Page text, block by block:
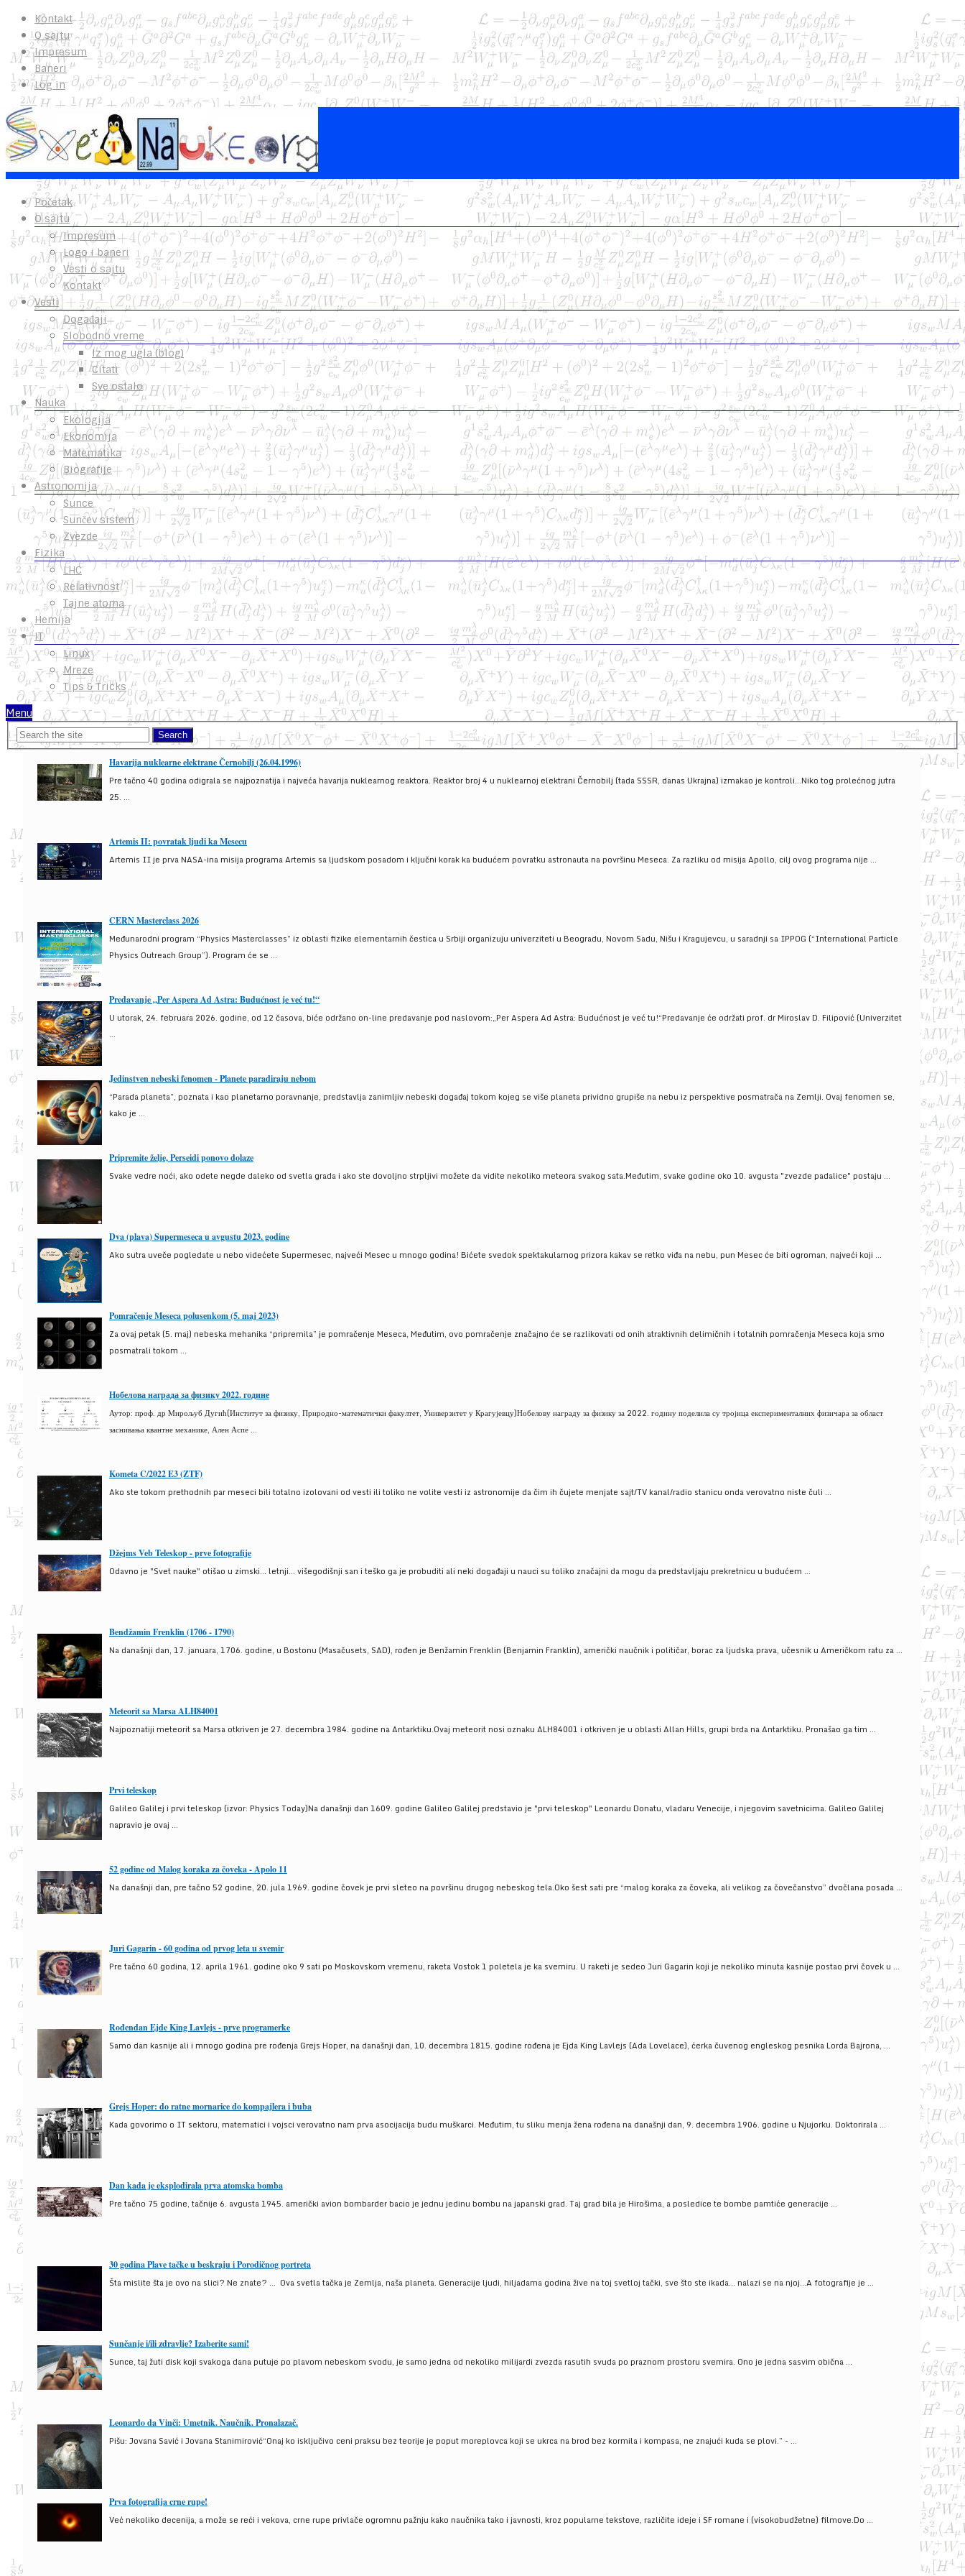
Kontakt
O sajtu
Impresum
Baneri
Log in
Početak
O sajtu
Impresum
Logo i baneri
Vesti o sajtu
Kontakt
Vesti
Događaji
Slobodno vreme
Iz mog ugla (blog)
Citati
Sve ostalo
Nauka
Ekologija
Ekonomija
Matematika
Biografije
Astronomija
Sunce
Sunčev sistem
Zvezde
Fizika
LHC
Relativnost
Tajne atoma
Hemija
IT
Linux
Mreze
Tips & Tricks
Menu
Havarija nuklearne elektrane Černobilj (26.04.1996)
Pre tačno 40 godina odigrala se najpoznatija i najveća havarija nuklearnog reaktora. Reaktor broj 4 u nuklearnoj elektrani Černobilj (tada SSSR, danas Ukrajna) izmakao je kontroli...Niko tog prolećnog jutra
25. ...
Artemis II: povratak ljudi ka Mesecu
Artemis II je prva NASA-ina misija programa Artemis sa ljudskom posadom i ključni korak ka budućem povratku astronauta na površinu Meseca. Za razliku od misija Apollo, cilj ovog programa nije ...
CERN Masterclass 2026
Međunarodni program “Physics Masterclasses” iz oblasti fizike elementarnih čestica u Srbiji organizuju univerziteti u Beogradu, Novom Sadu, Nišu i Kragujevcu, u saradnji sa IPPOG (“International Particle
Physics Outreach Group”). Program će se ...
Predavanje „Per Aspera Ad Astra: Budućnost je već tu!“
U utorak, 24. februara 2026. godine, od 12 časova, biće održano on-line predavanje pod naslovom:„Per Aspera Ad Astra: Budućnost je već tu!“Predavanje će održati prof. dr Miroslav D. Filipović (Univerzitet
...
Jedinstven nebeski fenomen - Planete paradiraju nebom
“Parada planeta”, poznata i kao planetarno poravnanje, predstavlja zanimljiv nebeski događaj tokom kojeg se više planeta prividno grupiše na nebu iz perspektive posmatrača na Zemlji. Ovaj fenomen se,
kako je ...
Pripremite želje, Perseidi ponovo dolaze
Svake vedre noći, ako odete negde daleko od svetla grada i ako ste dovoljno strpljivi možete da vidite nekoliko meteora svakog sata.Međutim, svake godine oko 10. avgusta "zvezde padalice" postaju ...
Dva (plava) Supermeseca u avgustu 2023. godine
Ako sutra uveče pogledate u nebo videćete Supermesec, najveći Mesec u mnogo godina! Bićete svedok spektakularnog prizora kakav se retko viđa na nebu, pun Mesec će biti ogroman, najveći koji ...
Pomračenje Meseca polusenkom (5. maj 2023)
Za ovaj petak (5. maj) nebeska mehanika “pripremila” je pomračenje Meseca, Međutim, ovo pomračenje značajno će se razlikovati od onih atraktivnih delimičnih i totalnih pomračenja Meseca koja smo
posmatrali tokom ...
Нобелова награда за физику 2022. године
Аутор: проф. др Мирољуб Дугић(Институт за физику, Природно-математички факултет, Универзитет у Крагујевцу)Нобелову награду за физику за 2022. годину поделила су тројица експерименталних физичара за област
заснивања квантне механике, Ален Аспе ...
Kometa C/2022 E3 (ZTF)
Ako ste tokom prethodnih par meseci bili totalno izolovani od vesti ili toliko ne volite vesti iz astronomije da čim ih čujete menjate sajt/TV kanal/radio stanicu onda verovatno niste čuli ...
Džejms Veb Teleskop - prve fotografije
Odavno je "Svet nauke" otišao u zimski... letnji... višegodišnji san i teško ga je probuditi ali neki događaji u nauci su toliko značajni da mogu da predstavljaju prekretnicu u budućem ...
Bendžamin Frenklin (1706 - 1790)
Na današnji dan, 17. januara, 1706. godine, u Bostonu (Masačusets, SAD), rođen je Benžamin Frenklin (Benjamin Franklin), američki naučnik i političar, borac za ljudska prava, učesnik u Američkom ratu za ...
Meteorit sa Marsa ALH84001
Najpoznatiji meteorit sa Marsa otkriven je 27. decembra 1984. godine na Antarktiku.Ovaj meteorit nosi oznaku ALH84001 i otkriven je u oblasti Allan Hills, grupi brda na Antarktiku. Pronašao ga tim ...
Prvi teleskop
Galileo Galilej i prvi teleskop (izvor: Physics Today)Na današnji dan 1609. godine Galileo Galilej predstavio je "prvi teleskop" Leonardu Donatu, vladaru Venecije, i njegovim savetnicima. Galileo Galilej
napravio je ovaj ...
52 godine od Malog koraka za čoveka - Apolo 11
Na današnji dan, pre tačno 52 godine, 20. jula 1969. godine čovek je prvi sleteo na površinu drugog nebeskog tela.Oko šest sati pre “malog koraka za čoveka, ali velikog za čovečanstvo” dvočlana posada ...
Juri Gagarin - 60 godina od prvog leta u svemir
Pre tačno 60 godina, 12. aprila 1961. godine oko 9 sati po Moskovskom vremenu, raketa Vostok 1 poletela je ka svemiru. U raketi je sedeo Juri Gagarin koji je nekoliko minuta kasnije postao prvi čovek u ...
Rođendan Ejde King Lavlejs - prve programerke
Samo dan kasnije ali i mnogo godina pre rođenja Grejs Hoper, na današnji dan, 10. decembra 1815. godine rođena je Ejda King Lavlejs (Ada Lovelace), ćerka čuvenog engleskog pesnika Lorda Bajrona, ...
Grejs Hoper: do ratne mornarice do kompajlera i buba
Kada govorimo o IT sektoru, matematici i vojsci verovatno nam prva asocijacija budu muškarci. Međutim, tu sliku menja žena rođena na današnji dan, 9. decembra 1906. godine u Njujorku. Doktorirala ...
Dan kada je eksplodirala prva atomska bomba
Pre tačno 75 godine, tačnije 6. avgusta 1945. američki avion bombarder bacio je jednu jedinu bombu na japanski grad. Taj grad bila je Hirošima, a posledice te bombe pamtiće generacije ...
30 godina Plave tačke u beskraju i Porodičnog portreta
Šta mislite šta je ovo na slici? Ne znate? … Ova svetla tačka je Zemlja, naša planeta. Generacije ljudi, hiljadama godina žive na toj svetloj tački, sve što ste ikada… nalazi se na njoj…A fotografije je ...
Sunčanje i/ili zdravlje? Izaberite sami!
Sunce, taj žuti disk koji svakoga dana putuje po plavom nebeskom svodu, je samo jedna od nekoliko milijardi zvezda rasutih svuda po praznom prostoru svemira. Ono je jedna sasvim obična ...
Leonardo da Vinči: Umetnik. Naučnik. Pronalazač.
Pišu: Jovana Savić i Jovana Stanimirović“Onaj ko isključivo ceni praksu bez teorije je poput moreplovca koji se ukrca na brod bez kormila i kompasa, ne znajući kuda se plovi.” - ...
Prva fotografija crne rupe!
Već nekoliko decenija, a može se reći i vekova, crne rupe privlače ogromnu pažnju kako naučnika tako i javnosti, kroz popularne tekstove, različite ideje i SF romane i (visokobudžetne) filmove.Do ...